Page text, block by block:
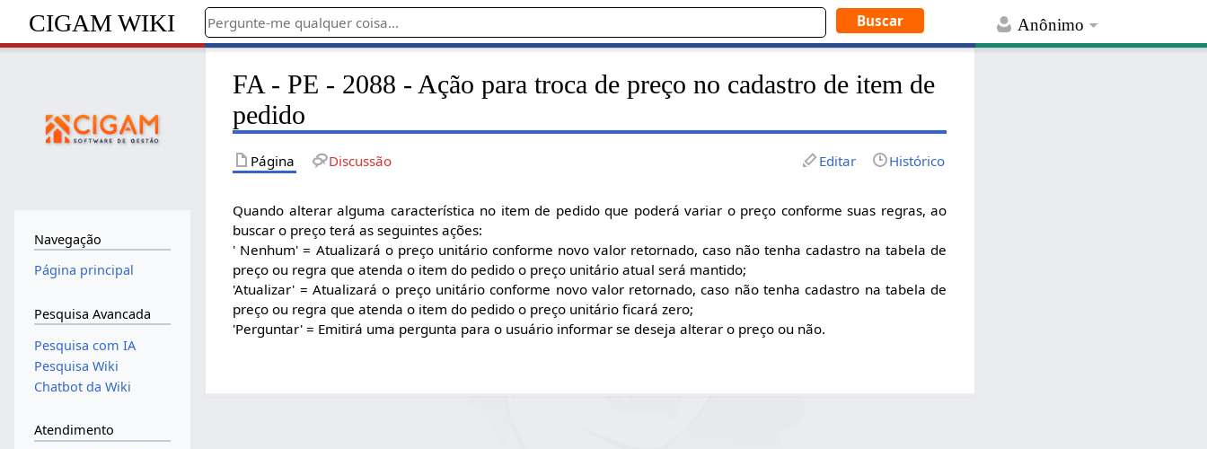
Anônimo
CIGAM WIKI
FA - PE - 2088 - Ação para troca de preço no cadastro de item de
pedido
Página Discussão Editar Histórico
Quando alterar alguma característica no item de pedido que poderá variar o preço conforme suas regras, ao
buscar o preço terá as seguintes ações:
' Nenhum' = Atualizará o preço unitário conforme novo valor retornado, caso não tenha cadastro na tabela de
preço ou regra que atenda o item do pedido o preço unitário atual será mantido;
'Atualizar' = Atualizará o preço unitário conforme novo valor retornado, caso não tenha cadastro na tabela de
preço ou regra que atenda o item do pedido o preço unitário ficará zero;
'Perguntar' = Emitirá uma pergunta para o usuário informar se deseja alterar o preço ou não.
Navegação
Página principal
Pesquisa Avancada
Pesquisa com IA
Pesquisa Wiki
Chatbot da Wiki
Atendimento